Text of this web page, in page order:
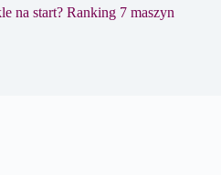
na start? Ranking 7 maszyn